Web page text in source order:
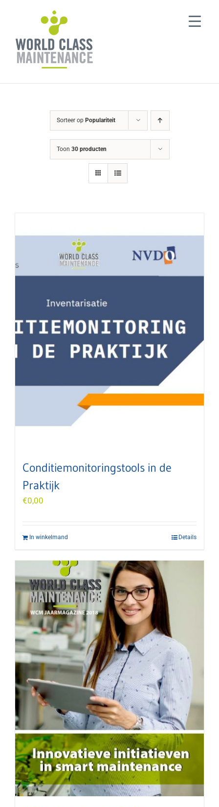
Sorteer op Populariteit
Toon 30 producten
Conditiemonitoringstools in de
Praktijk
€0,00
In winkelmand Details